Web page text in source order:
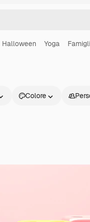
Halloween Yoga
Colore